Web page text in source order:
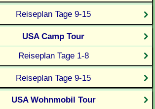
Reiseplan Tage 9-15
USA Camp Tour
Reiseplan Tage 1-8
Reiseplan Tage 9-15
USA Wohnmobil Tour